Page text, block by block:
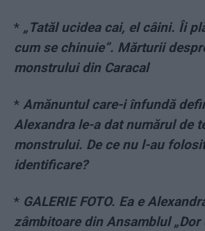
* „Tatăl ucidea cai, el câini. Îi
cum se chinuie”. Mărturii
monstrului din Caracal
* Amănuntul care-i înfundă
Alexandra le-a dat numărul de
monstrului. De ce nu l-au
identificare?
* GALERIE FOTO. Ea e
zâmbitoare din Ansamblul „Dor